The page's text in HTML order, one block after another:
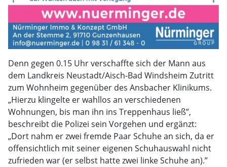
Denn gegen 0.15 Uhr verschaffte sich der Mann aus
dem Landkreis Neustadt/Aisch-Bad Windsheim Zutritt
zum Wohnheim gegenüber des Ansbacher Klinikums.
„Hierzu klingelte er wahllos an verschiedenen
Wohnungen, bis man ihn ins Treppenhaus ließ”,
beschreibt die Polizei sein Vorgehen und ergänzt:
„Dort nahm er zwei fremde Paar Schuhe an sich, da er
offensichtlich mit seiner eigenen Schuhauswahl nicht
zufrieden war (er selbst hatte zwei linke Schuhe an).”